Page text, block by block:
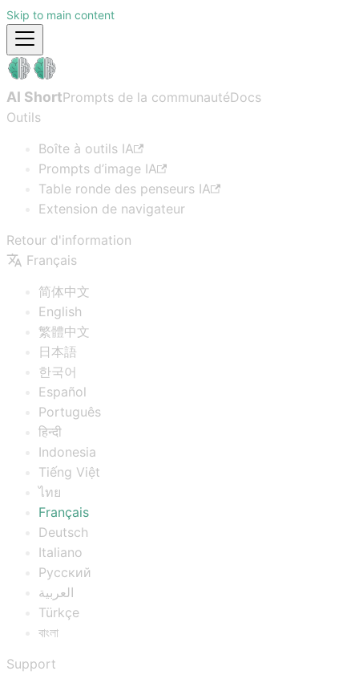
Skip to main content
AI ShortPrompts de la communautéDocs
Outils
Boîte à outils IA
Prompts d’image IA
Table ronde des penseurs IA
Extension de navigateur
Retour d'information
Français
简体中文
English
繁體中文
日本語
한국어
Español
Português
हिन्दी
Indonesia
Tiếng Việt
ไทย
Français
Deutsch
Italiano
Русский
العربية
Türkçe
বাংলা
Support